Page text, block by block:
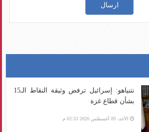
نتنياهو: إسرائيل ترفض وثيقة النقاط الـ15
بشأن قطاع غزة
الأحد، 09 أغسطس 2026 02:53 م